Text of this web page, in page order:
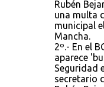
Rubén
una multa
municipal
Mancha.
2º.- En el
aparece
Seguridad
secretario